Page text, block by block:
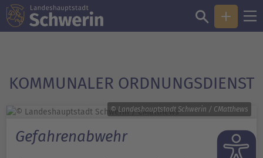
KOMMUNALER ORDNUNGS­DIENST
© Landeshauptstadt Schwerin / CMatthews
Gefahrenabwehr